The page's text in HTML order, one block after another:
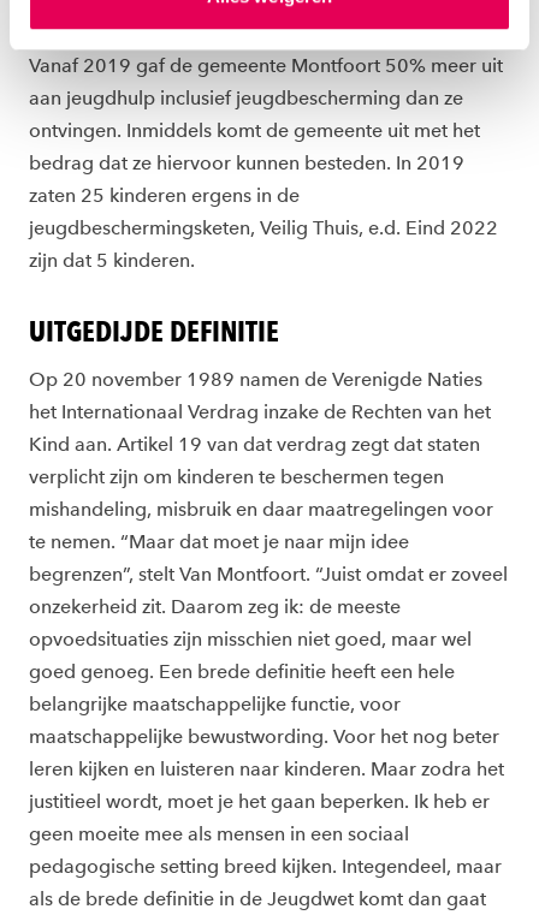
instellen welke cookies we plaatsen. Je kunt je
toestemming altijd wijzigen of intrekken via
cookiestatement.
Vanaf 2019 gaf de gemeente Montfoort 50% meer uit
aan jeugdhulp inclusief jeugdbescherming dan ze
ontvingen. Inmiddels komt de gemeente uit met het
bedrag dat ze hiervoor kunnen besteden. In 2019
zaten 25 kinderen ergens in de
jeugdbeschermingsketen, Veilig Thuis, e.d. Eind 2022
zijn dat 5 kinderen.
UITGEDIJDE DEFINITIE
Op 20 november 1989 namen de Verenigde Naties
het Internationaal Verdrag inzake de Rechten van het
Kind aan. Artikel 19 van dat verdrag zegt dat staten
verplicht zijn om kinderen te beschermen tegen
mishandeling, misbruik en daar maatregelingen voor
te nemen. “Maar dat moet je naar mijn idee
begrenzen”, stelt Van Montfoort. “Juist omdat er zoveel
onzekerheid zit. Daarom zeg ik: de meeste
opvoedsituaties zijn misschien niet goed, maar wel
goed genoeg. Een brede definitie heeft een hele
belangrijke maatschappelijke functie, voor
maatschappelijke bewustwording. Voor het nog beter
leren kijken en luisteren naar kinderen. Maar zodra het
justitieel wordt, moet je het gaan beperken. Ik heb er
geen moeite mee als mensen in een sociaal
pedagogische setting breed kijken. Integendeel, maar
als de brede definitie in de Jeugdwet komt dan gaat